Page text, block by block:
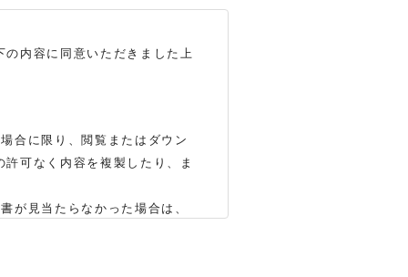
内容に同意いただきました上
合に限り、閲覧またはダウン
可なく内容を複製したり、ま
が見当たらなかった場合は、
めご了承ください。